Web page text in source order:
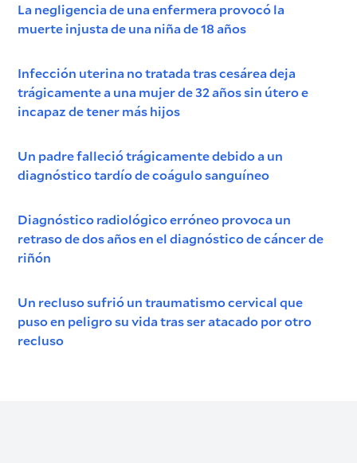
La negligencia de una enfermera provocó la
muerte injusta de una niña de 18 años
Infección uterina no tratada tras cesárea deja
trágicamente a una mujer de 32 años sin útero e
incapaz de tener más hijos
Un padre falleció trágicamente debido a un
diagnóstico tardío de coágulo sanguíneo
Diagnóstico radiológico erróneo provoca un
retraso de dos años en el diagnóstico de cáncer de
riñón
Un recluso sufrió un traumatismo cervical que
puso en peligro su vida tras ser atacado por otro
recluso